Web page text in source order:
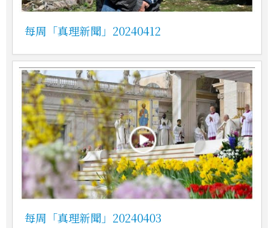
每周「真理新聞」20240412
每周「真理新聞」20240403